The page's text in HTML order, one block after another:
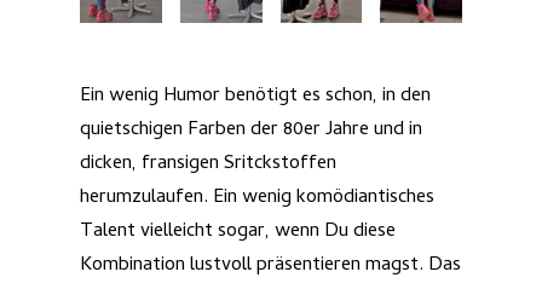
Ein wenig Humor benötigt es schon, in den
quietschigen Farben der 80er Jahre und in
dicken, fransigen Sritckstoffen
herumzulaufen. Ein wenig komödiantisches
Talent vielleicht sogar, wenn Du diese
Kombination lustvoll präsentieren magst. Das